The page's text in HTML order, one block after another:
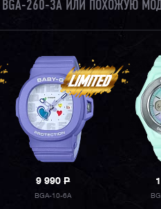
BGA-260-3A ИЛИ ПОХОЖУЮ
9 990P
BGA-10-6A